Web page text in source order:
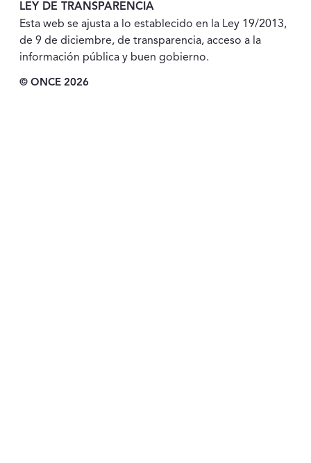
LEY DE TRANSPARENCIA
Esta web se ajusta a lo establecido en la Ley 19/2013,
de 9 de diciembre, de transparencia, acceso a la
información pública y buen gobierno.
© ONCE 2026